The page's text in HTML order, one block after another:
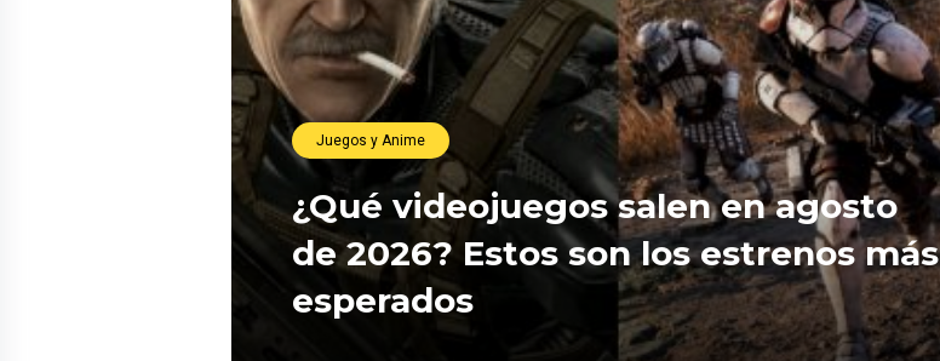
Juegos y Anime
¿Qué videojuegos salen en agosto
de 2026? Estos son los estrenos más
esperados